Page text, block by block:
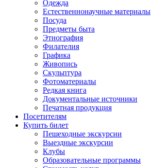
Одежда
Естественнонаучные материалы
Посуда
Предметы быта
Этнография
Филателия
Графика
Живопись
Скульптура
Фотоматериалы
Редкая книга
Документальные источники
Печатная продукция
Посетителям
Купить билет
Пешеходные экскурсии
Выездные экскурсии
Клубы
Образовательные программы